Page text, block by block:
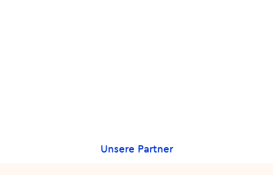
Unsere Partner